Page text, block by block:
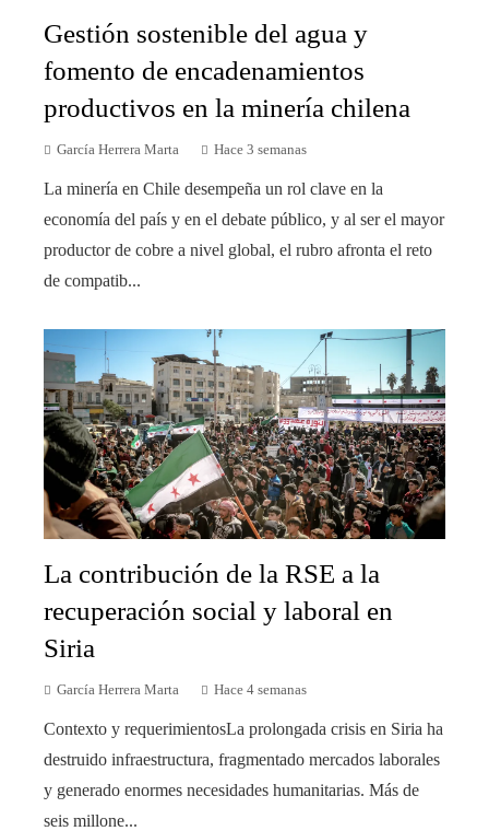
Gestión sostenible del agua y
fomento de encadenamientos
productivos en la minería chilena
García Herrera Marta Hace 3 semanas
La minería en Chile desempeña un rol clave en la
economía del país y en el debate público, y al ser el mayor
productor de cobre a nivel global, el rubro afronta el reto
de compatib...
La contribución de la RSE a la
recuperación social y laboral en
Siria
García Herrera Marta Hace 4 semanas
Contexto y requerimientosLa prolongada crisis en Siria ha
destruido infraestructura, fragmentado mercados laborales
y generado enormes necesidades humanitarias. Más de
seis millone...